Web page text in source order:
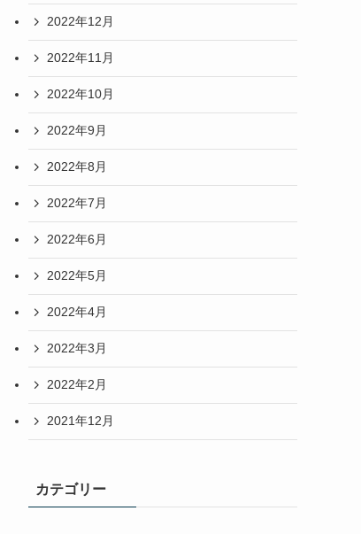
2022年12月
2022年11月
2022年10月
2022年9月
2022年8月
2022年7月
2022年6月
2022年5月
2022年4月
2022年3月
2022年2月
2021年12月
カテゴリー